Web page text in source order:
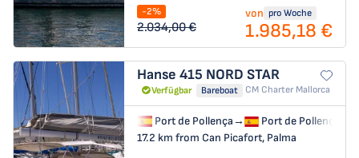
-2%
2.034,00 €
von pro Woche
1.985,18 €
Hanse 415 NORD STAR
Verfügbar Bareboat CM Charter Mallorca
Port de Pollença→
Port de Pollença
17.2 km from Can Picafort, Palma